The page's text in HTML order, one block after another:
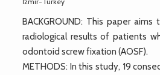
BACKGROUND: This paper
radiological results of patients
odontoid screw fixation (AOSF).
METHODS: In this study, 19